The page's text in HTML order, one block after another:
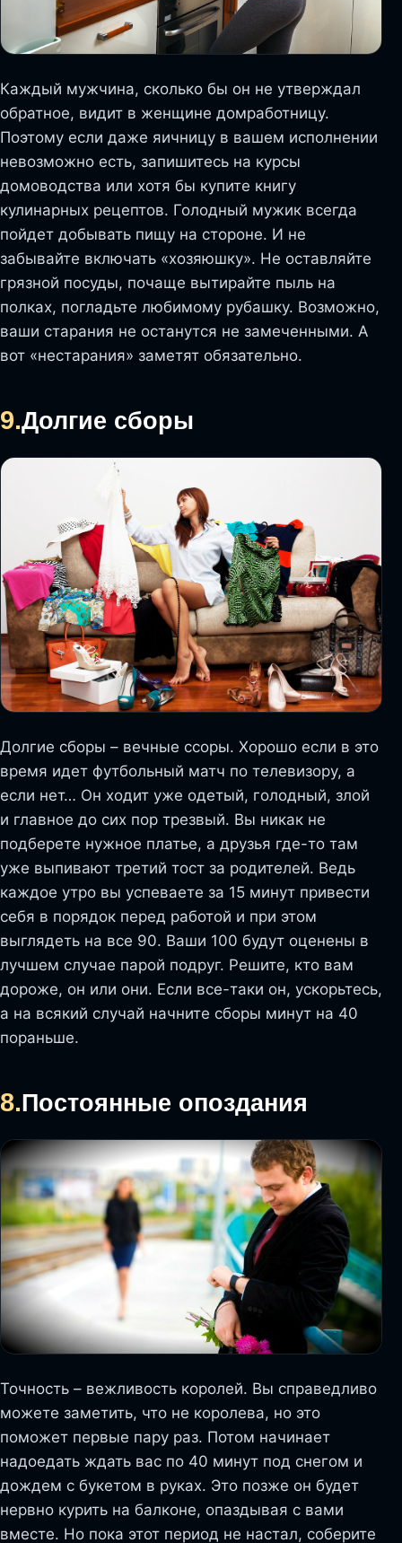
Каждый мужчина, сколько бы он не утверждал
обратное, видит в женщине домработницу.
Поэтому если даже яичницу в вашем исполнении
невозможно есть, запишитесь на курсы
домоводства или хотя бы купите книгу
кулинарных рецептов. Голодный мужик всегда
пойдет добывать пищу на стороне. И не
забывайте включать «хозяюшку». Не оставляйте
грязной посуды, почаще вытирайте пыль на
полках, погладьте любимому рубашку. Возможно,
ваши старания не останутся не замеченными. А
вот «нестарания» заметят обязательно.
9.Долгие сборы
Долгие сборы – вечные ссоры. Хорошо если в это
время идет футбольный матч по телевизору, а
если нет… Он ходит уже одетый, голодный, злой
и главное до сих пор трезвый. Вы никак не
подберете нужное платье, а друзья где-то там
уже выпивают третий тост за родителей. Ведь
каждое утро вы успеваете за 15 минут привести
себя в порядок перед работой и при этом
выглядеть на все 90. Ваши 100 будут оценены в
лучшем случае парой подруг. Решите, кто вам
дороже, он или они. Если все-таки он, ускорьтесь,
а на всякий случай начните сборы минут на 40
пораньше.
8.Постоянные опоздания
Точность – вежливость королей. Вы справедливо
можете заметить, что не королева, но это
поможет первые пару раз. Потом начинает
надоедать ждать вас по 40 минут под снегом и
дождем с букетом в руках. Это позже он будет
нервно курить на балконе, опаздывая с вами
вместе. Но пока этот период не настал, соберите